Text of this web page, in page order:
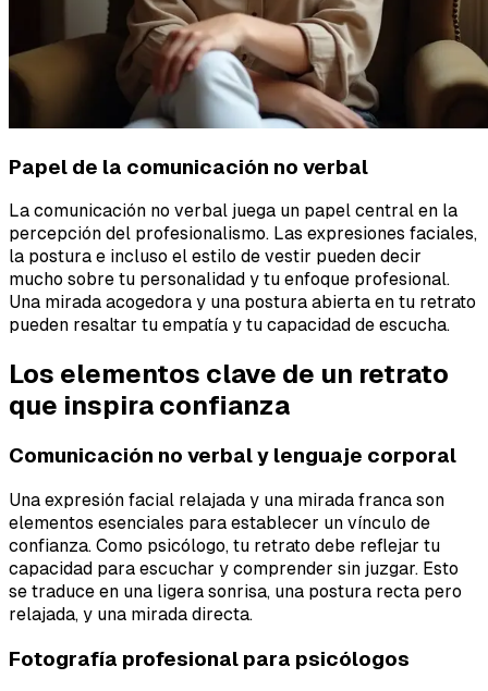
Papel de la comunicación no verbal
La comunicación no verbal juega un papel central en la
percepción del profesionalismo. Las expresiones faciales,
la postura e incluso el estilo de vestir pueden decir
mucho sobre tu personalidad y tu enfoque profesional.
Una mirada acogedora y una postura abierta en tu retrato
pueden resaltar tu empatía y tu capacidad de escucha.
Los elementos clave de un retrato
que inspira confianza
Comunicación no verbal y lenguaje corporal
Una expresión facial relajada y una mirada franca son
elementos esenciales para establecer un vínculo de
confianza. Como psicólogo, tu retrato debe reflejar tu
capacidad para escuchar y comprender sin juzgar. Esto
se traduce en una ligera sonrisa, una postura recta pero
relajada, y una mirada directa.
Fotografía profesional para psicólogos